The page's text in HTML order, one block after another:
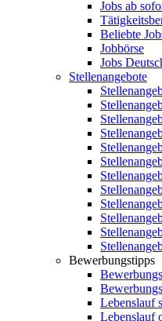
Jobs ab
Beliebte
Jobbörse
Jobs
Stellenangebote
Bewerbungstipps
Lebenslauf
Lebenslauf